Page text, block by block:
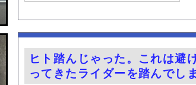
お高いテント、盗まれそうで怖くない？
【画像】イオンでカップヌードル詰め放題開催中
誤って脳幹を摘出された女性､重篤な植物状態だが､
3大盆休みの害悪車「常時ハイビームマン」「車間ベ
ヒト踏んじゃった。これは避
ってきたライダーを踏んでし